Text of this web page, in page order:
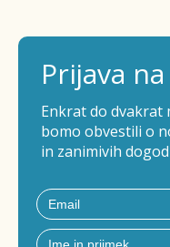
Prijava na
Enkrat do dvakrat
bomo obvestili o
in zanimivih